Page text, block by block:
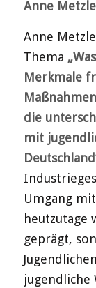
Anne
Anne
Thema
Merkmale
die
mit
Umgang
heutzutage
geprägt,
jugendliche